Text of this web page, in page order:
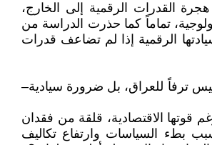
القدرات الرقمية إلى الخارج،
تماماً كما حذرت الدراسة من
الرقمية إذا لم تضاعف قدرات
ترفاً للعراق، بل ضرورة سيادية–
قوتها الاقتصادية، قلقة من فقدان
بطء السياسات وارتفاع تكاليف